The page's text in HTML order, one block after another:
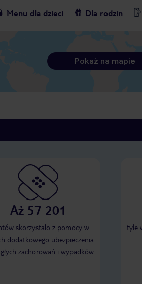
Menu dla dzieci Dla rodzin
Pokaż na mapie
Aż 57 201
skorzystało z pomocy w
dodatkowego ubezpieczenia
zachorowań i wypadków
tyle